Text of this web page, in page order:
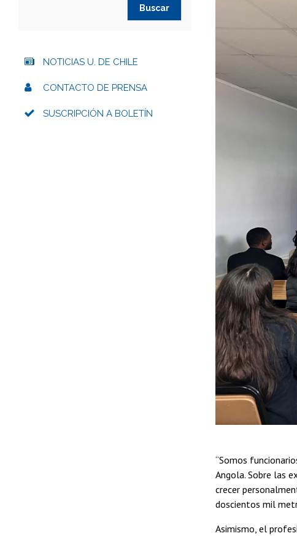
“Somos
Angola. Sobre las
crecer
doscientos mil
Asimismo, el
NOTICIAS U. DE CHILE
CONTACTO DE PRENSA
SUSCRIPCIÓN A BOLETÍN